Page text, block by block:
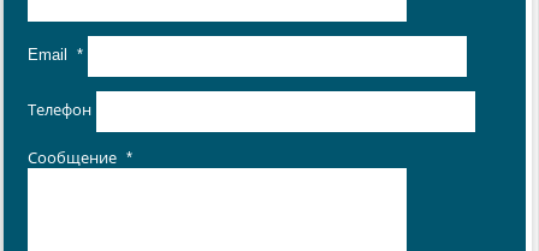
Email *
Телефон
Сообщение *